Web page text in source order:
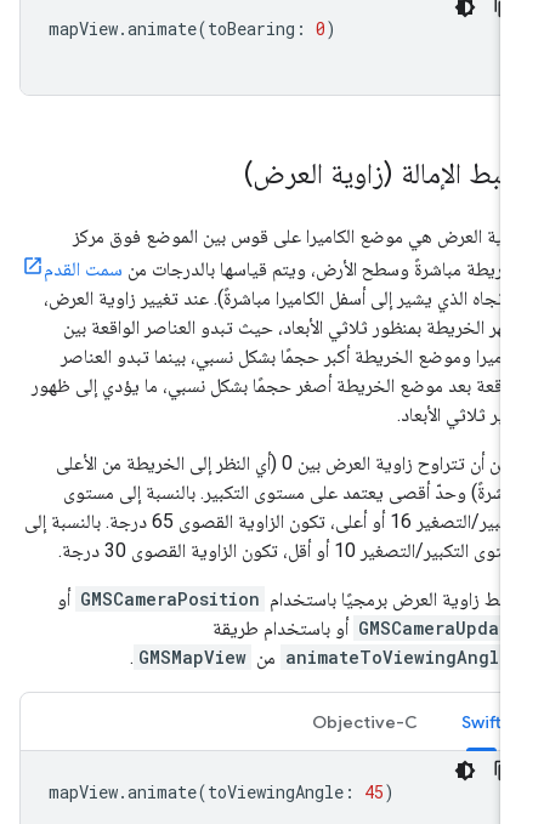
mapView.animate(toBearing:
الإمالة (زاوية العرض)
العرض هي موضع الكاميرا على قوس بين الموضع فوق مركز
مباشرةً وسطح الأرض، ويتم قياسها بالدرجات من سمت القدم
الذي يشير إلى أسفل الكاميرا مباشرةً). عند تغيير زاوية العرض،
الخريطة بمنظور ثلاثي الأبعاد، حيث تبدو العناصر الواقعة بين
وموضع الخريطة أكبر حجمًا بشكل نسبي، بينما تبدو العناصر
بعد موضع الخريطة أصغر حجمًا بشكل نسبي، ما يؤدي إلى ظهور
ثلاثي الأبعاد.
يمكن أن تتراوح زاوية العرض بين 0 (أي النظر إلى الخريطة من الأعلى
وحدّ أقصى يعتمد على مستوى التكبير. بالنسبة إلى مستوى
التكبير/التصغير 16 أو أعلى، تكون الزاوية القصوى 65 درجة. بالنسبة إلى
التكبير/التصغير 10 أو أقل، تكون الزاوية القصوى 30 درجة.
زاوية العرض برمجيًا باستخدام GMSCameraPosition أو
أو باستخدام طريقة
من GMSMapView
.
Swift
Objective-C
mapView.animate(toViewingAngle: